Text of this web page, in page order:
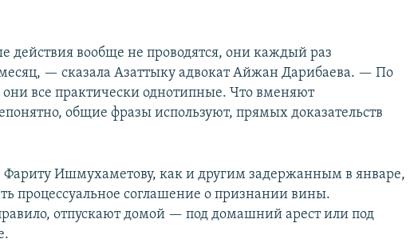
действия вообще не проводятся, они каждый раз
— сказала Азаттыку адвокат Айжан Дарибаева. — По
они все практически однотипные. Что вменяют
общие фразы используют, прямых доказательств
Фариту Ишмухаметову, как и другим задержанным в январе,
процессуальное соглашение о признании вины.
отпускают домой — под домашний арест или под